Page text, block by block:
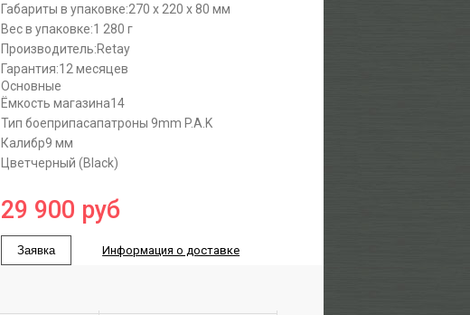
Габариты в упаковке:270 x 220 x 80 мм
Вес в упаковке:1 280 г
Производитель:Retay
Гарантия:12 месяцев
Основные
Ёмкость магазина14
Тип боеприпасапатроны 9mm P.A.K
Калибр9 мм
Цветчерный (Black)
29 900 руб
Заявка Информация о доставке